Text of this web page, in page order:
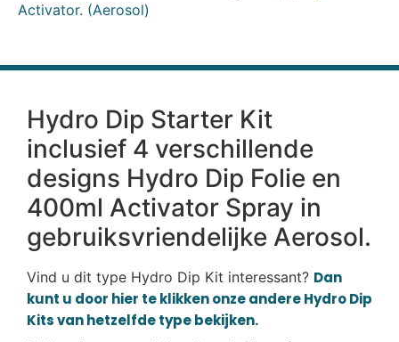
Activator. (Aerosol)
Hydro Dip Starter Kit
inclusief 4 verschillende
designs Hydro Dip Folie en
400ml Activator Spray in
gebruiksvriendelijke Aerosol.
Vind u dit type Hydro Dip Kit interessant? Dan
kunt u door hier te klikken onze andere Hydro Dip
Kits van hetzelfde type bekijken.